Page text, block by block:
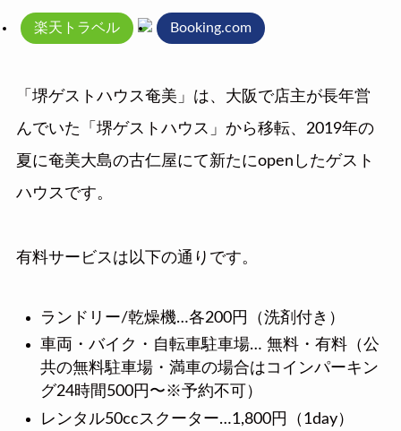
楽天トラベル Booking.com
「堺ゲストハウス奄美」は、大阪で店主が長年営
んでいた「堺ゲストハウス」から移転、2019年の
夏に奄美大島の古仁屋にて新たにopenしたゲスト
ハウスです。
有料サービスは以下の通りです。
ランドリー/乾燥機…各200円（洗剤付き）
車両・バイク・自転車駐車場… 無料・有料（公
共の無料駐車場・満車の場合はコインパーキン
グ24時間500円〜※予約不可）
レンタル50ccスクーター…1,800円（1day）